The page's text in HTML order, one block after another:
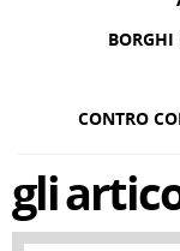
CONTRO
gli